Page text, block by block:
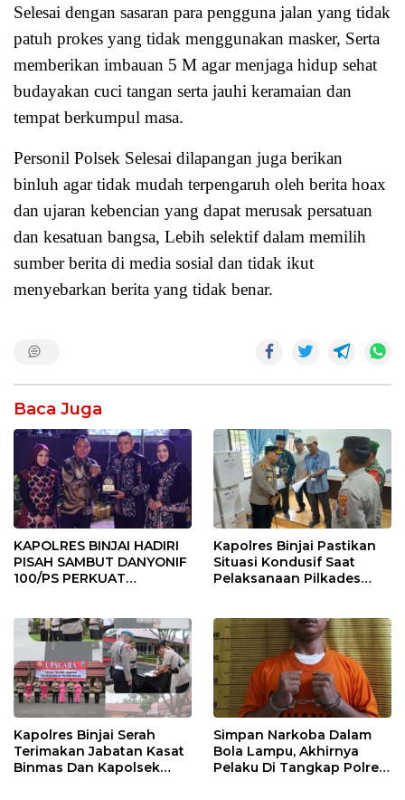
Selesai dengan sasaran para pengguna jalan yang tidak
patuh prokes yang tidak menggunakan masker, Serta
memberikan imbauan 5 M agar menjaga hidup sehat
budayakan cuci tangan serta jauhi keramaian dan
tempat berkumpul masa.
Personil Polsek Selesai dilapangan juga berikan
binluh agar tidak mudah terpengaruh oleh berita hoax
dan ujaran kebencian yang dapat merusak persatuan
dan kesatuan bangsa, Lebih selektif dalam memilih
sumber berita di media sosial dan tidak ikut
menyebarkan berita yang tidak benar.
Baca Juga
KAPOLRES BINJAI HADIRI
PISAH SAMBUT DANYONIF
100/PS PERKUAT
Kapolres Binjai Pastikan
Situasi Kondusif Saat
Pelaksanaan Pilkades
Kapolres Binjai Serah
Terimakan Jabatan Kasat
Binmas Dan Kapolsek
Simpan Narkoba Dalam
Bola Lampu, Akhirnya
Pelaku Di Tangkap Polres